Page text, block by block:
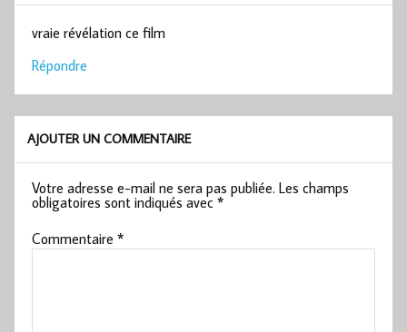
vraie révélation ce film
Répondre
AJOUTER UN COMMENTAIRE
Votre adresse e-mail ne sera pas publiée. Les champs
obligatoires sont indiqués avec*
Commentaire*